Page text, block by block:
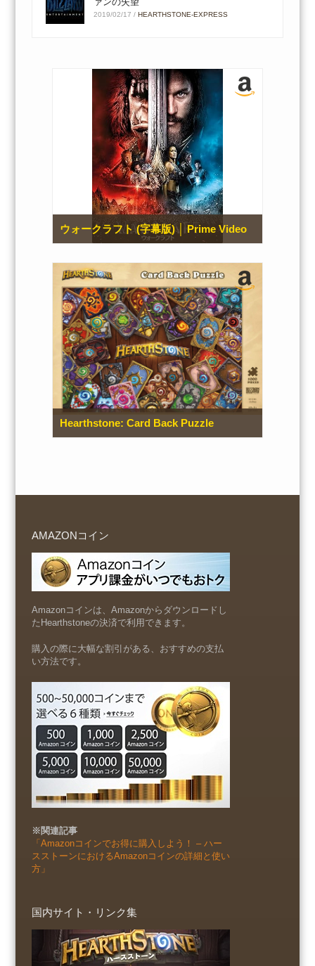
2019/02/17 /HEARTHSTONE-EXPRESS
ウォークラフト (字幕版) │ Prime Video
Hearthstone: Card Back Puzzle
AMAZONコイン
Amazonコインは、Amazonからダウンロードし
たHearthstoneの決済で利用できます。
購入の際に大幅な割引がある、おすすめの支払
い方法です。
※関連記事
「Amazonコインでお得に購入しよう！ – ハー
スストーンにおけるAmazonコインの詳細と使い
方」
国内サイト・リンク集